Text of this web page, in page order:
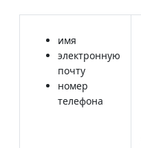
имя
электронную
почту
номер
телефона